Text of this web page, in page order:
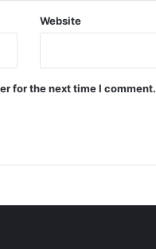
Website
for the next time I comment.